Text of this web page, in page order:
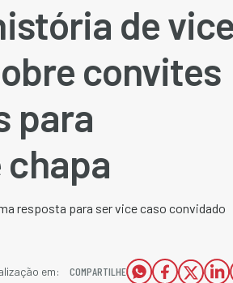
de
convites
para
resposta para ser vice caso convidado
em:
COMPARTILHE